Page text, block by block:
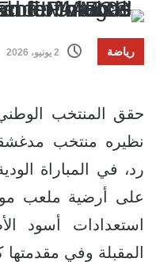
رياضة 2 يونيو، 2026
حقق المنتخب
نظيره منتخب
رد، في المباراة
على أرضية ملعب
استعدادات أسود
المقبلة وفي مقدمتها كأس